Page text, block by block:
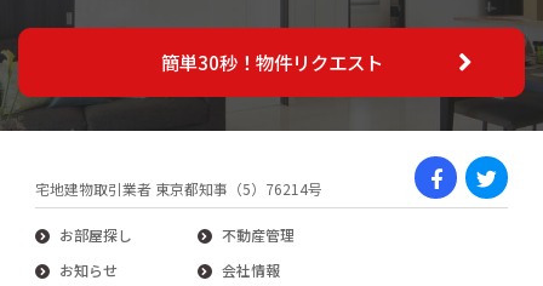
簡単30秒！物件リクエスト
宅地建物取引業者 東京都知事（5）76214号
お部屋探し
不動産管理
お知らせ
会社情報